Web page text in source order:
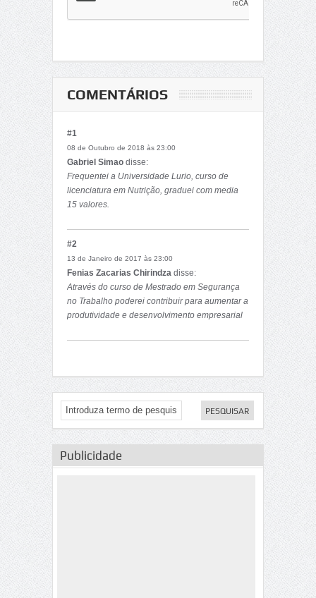
COMENTÁRIOS
#1
08 de Outubro de 2018 às 23:00
Gabriel Simao disse:
Frequentei a Universidade Lurio, curso de
licenciatura em Nutrição, graduei com media
15 valores.
Tecnologia de Alimentos que interrompi logo
cedo por défice económico.
#2
13 de Janeiro de 2017 às 23:00
Fenias Zacarias Chirindza disse:
Através do curso de Mestrado em Segurança
no Trabalho poderei contribuir para aumentar a
produtividade e desenvolvimento empresarial
comunidade.
Publicidade